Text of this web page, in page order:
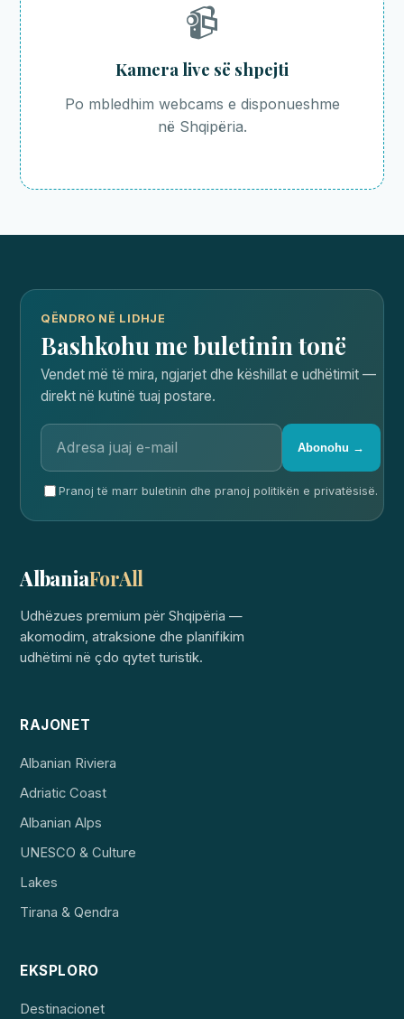
📹
Kamera live së shpejti
Po mbledhim webcams e disponueshme
në Shqipëria.
QËNDRO NË LIDHJE
Bashkohu me buletinin tonë
Vendet më të mira, ngjarjet dhe këshillat e udhëtimit —
direkt në kutinë tuaj postare.
Abonohu →
Pranoj të marr buletinin dhe pranoj politikën e privatësisë.
AlbaniaForAll
Udhëzues premium për Shqipëria —
akomodim, atraksione dhe planifikim
udhëtimi në çdo qytet turistik.
RAJONET
Albanian Riviera
Adriatic Coast
Albanian Alps
UNESCO & Culture
Lakes
Tirana & Qendra
EKSPLORO
Destinacionet